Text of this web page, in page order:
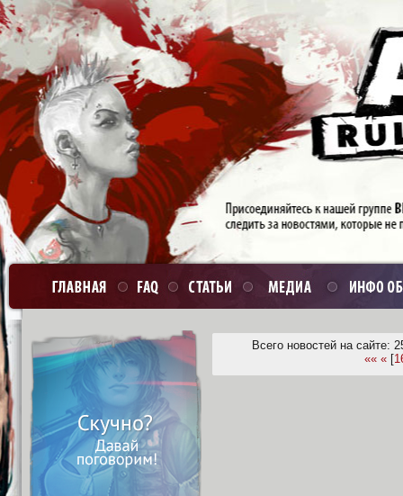
Всего новостей на сайте:
«« « [